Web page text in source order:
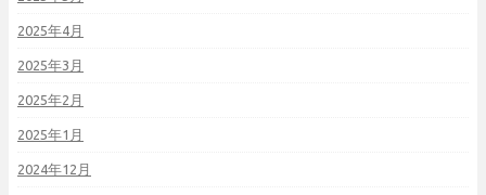
2025年4月
2025年3月
2025年2月
2025年1月
2024年12月